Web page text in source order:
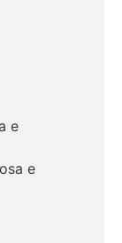
e
e